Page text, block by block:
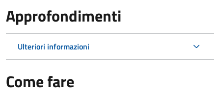
Approfondimenti
Ulteriori informazioni
Come fare